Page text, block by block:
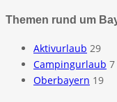
Themen rund um
Aktivurlaub 29
Campingurlaub 7
Oberbayern 19